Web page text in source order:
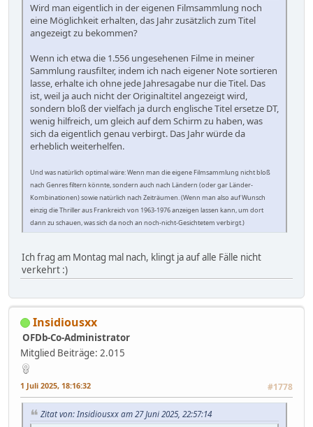
Wird man eigentlich in der eigenen Filmsammlung noch
eine Möglichkeit erhalten, das Jahr zusätzlich zum Titel
angezeigt zu bekommen?
Wenn ich etwa die 1.556 ungesehenen Filme in meiner
Sammlung rausfilter, indem ich nach eigener Note sortieren
lasse, erhalte ich ohne jede Jahresagabe nur die Titel. Das
ist, weil ja auch nicht der Originaltitel angezeigt wird,
sondern bloß der vielfach ja durch englische Titel ersetze DT,
wenig hilfreich, um gleich auf dem Schirm zu haben, was
sich da eigentlich genau verbirgt. Das Jahr würde da
erheblich weiterhelfen.
Und was natürlich optimal wäre: Wenn man die eigene Filmsammlung nicht bloß
nach Genres filtern könnte, sondern auch nach Ländern (oder gar Länder-
Kombinationen) sowie natürlich nach Zeiträumen. (Wenn man also auf Wunsch
einzig die Thriller aus Frankreich von 1963-1976 anzeigen lassen kann, um dort
dann zu schauen, was sich da noch an noch-nicht-Gesichtetem verbirgt.)
Ich frag am Montag mal nach, klingt ja auf alle Fälle nicht
verkehrt :)
Insidiousxx
OFDb-Co-Administrator
Mitglied Beiträge: 2.015
1 Juli 2025, 18:16:32 #1778
Zitat von: Insidiousxx am 27 Juni 2025, 22:57:14